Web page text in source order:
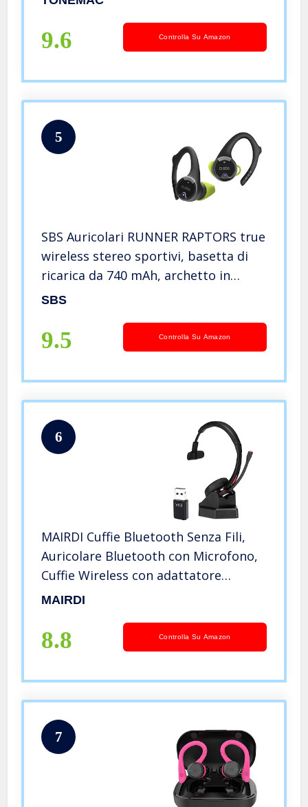
jogging, palestra
9.6 Controlla Su Amazon
5
SBS Auricolari RUNNER RAPTORS true
wireless stereo sportivi, basetta di
ricarica da 740 mAh, archetto in
silicone, tasti multifunzione per
IPX5 resiste alla pioggia
SBS
9.5 Controlla Su Amazon
6
MAIRDI Cuffie Bluetooth Senza Fili,
Auricolare Bluetooth con Microfono,
Cuffie Wireless con adattatore
Bluetooth USB per PC,
Call Center, Skype, Nero
MAIRDI
8.8 Controlla Su Amazon
7